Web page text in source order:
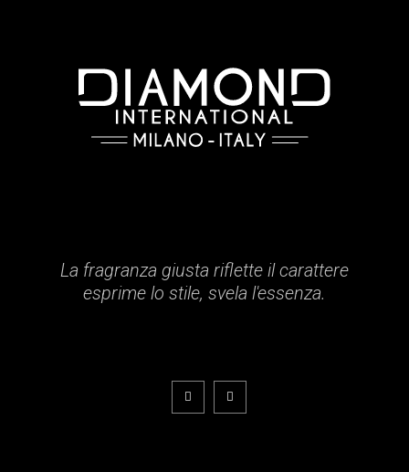
La fragranza giusta riflette il carattere
esprime lo stile, svela l'essenza.